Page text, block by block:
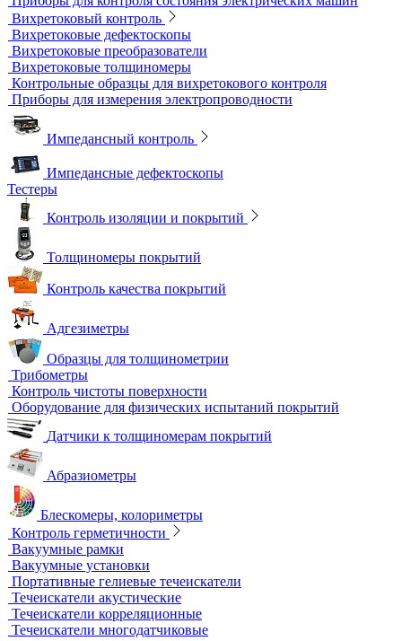
Индукционные нагреватели
Нагреватели для монтажа подшипников
Магнитный контроль
Магнитопорошковые дефектоскопы и электромагниты
Магнитные толщиномеры покрытий
Магнитометры, коэрцитиметры и ферритометры
Автоматические линии и стенды магнитопорошкового
контроля
Образцы для МПД
Расходные материалы для МПД
УФ-лампы и светильники
Метод магнитной памяти металла
Приборы для контроля состояния электрических машин
Вихретоковый контроль
Вихретоковые дефектоскопы
Вихретоковые преобразователи
Вихретоковые толщиномеры
Контрольные образцы для вихретокового контроля
Приборы для измерения электропроводности
Импедансные дефектоскопы
Тестеры
Адгезиметры
Образцы для толщинометрии
Трибометры
Контроль чистоты поверхности
Оборудование для физических испытаний покрытий